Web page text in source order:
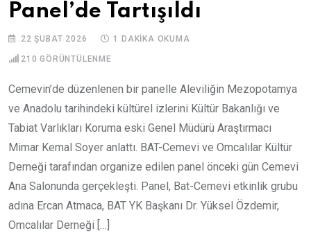
Panel’de Tartışıldı
22 ŞUBAT 2026 1 DAKIKA OKUMA
210 GÖRÜNTÜLENME
Cemevin’de düzenlenen bir panelle Aleviliğin Mezopotamya
ve Anadolu tarihindeki kültürel izlerini Kültür Bakanlığı ve
Tabiat Varlıkları Koruma eski Genel Müdürü Araştırmacı
Mimar Kemal Soyer anlattı. BAT-Cemevi ve Omcalılar Kültür
Derneği tarafından organize edilen panel önceki gün Cemevi
Ana Salonunda gerçekleşti. Panel, Bat-Cemevi etkinlik grubu
adına Ercan Atmaca, BAT YK Başkanı Dr. Yüksel Özdemir,
Omcalılar Derneği […]